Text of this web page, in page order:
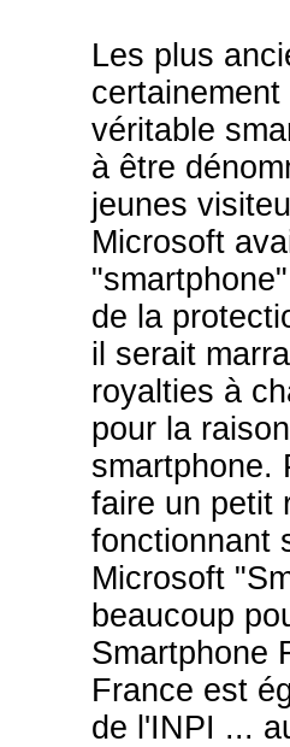
Les plus
véritable
à être
jeunes
Microsoft
de la
il serait
royalties à
pour la
smartphone.
faire un petit
fonctionnant
Microsoft
beaucoup
Smartphone
France est
de l'INPI ...